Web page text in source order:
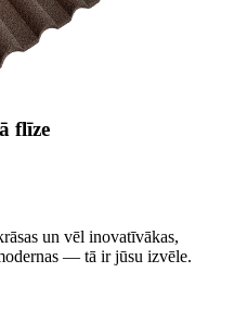
flīze
un vēl inovatīvākas,
— tā ir jūsu izvēle.